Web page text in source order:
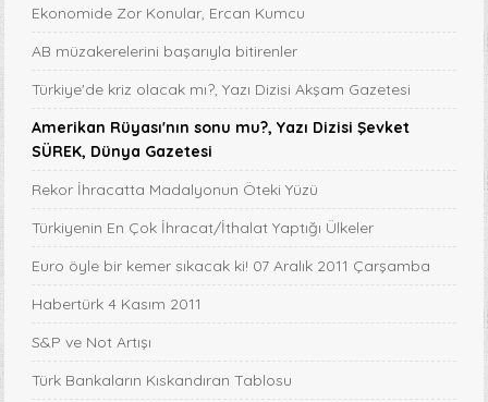
Ekonomide Zor Konular, Ercan Kumcu
AB müzakerelerini başarıyla bitirenler
Türkiye'de kriz olacak mı?, Yazı Dizisi Akşam Gazetesi
Amerikan Rüyası'nın sonu mu?, Yazı Dizisi Şevket
SÜREK, Dünya Gazetesi
Rekor İhracatta Madalyonun Öteki Yüzü
Türkiyenin En Çok İhracat/İthalat Yaptığı Ülkeler
Euro öyle bir kemer sıkacak ki! 07 Aralık 2011 Çarşamba
Habertürk 4 Kasım 2011
S&P ve Not Artışı
Türk Bankaların Kıskandıran Tablosu